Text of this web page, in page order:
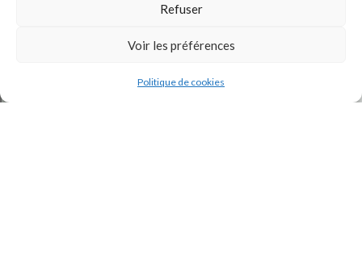
Refuser
Voir les préférences
Politique de cookies
Politique de confidentialitéde ce site.